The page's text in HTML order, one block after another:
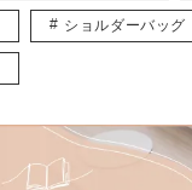
ショルダーバッグ